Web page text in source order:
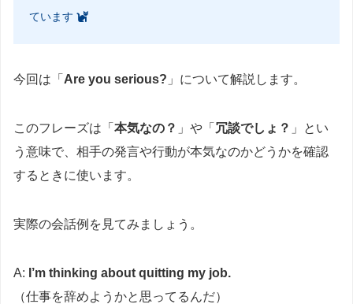
ています
今回は「 Are you serious? 」について解説します。
このフレーズは「 本気なの？ 」や「 冗談でしょ？ 」とい
う意味で、相手の発言や行動が本気なのかどうかを確認
するときに使います。
実際の会話例を見てみましょう。
A: I’m thinking about quitting my job.
（仕事を辞めようかと思ってるんだ）